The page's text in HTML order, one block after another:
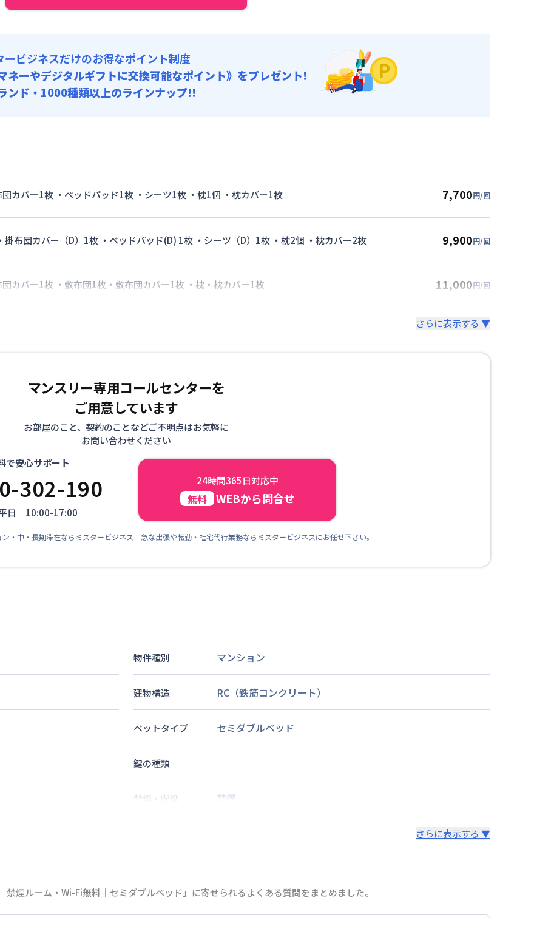
ービジネスだけのお得なポイント制度
ネーやデジタルギフトに交換可能なポイント》をプレゼント!
ンド・1000種類以上のラインナップ!!
カバー1枚 ・ベッドパッド1枚 ・シーツ1枚 ・枕1個 ・枕カバー1枚 7,700円/回
掛布団カバー（D）1枚 ・ベッドパッド(D) 1枚 ・シーツ（D）1枚 ・枕2個 ・枕カバー2枚 9,900円/回
カバー1枚 ・敷布団1枚・敷布団カバー1枚 ・枕・枕カバー1枚 11,000円/回
さらに表示する ▼
マンスリー専用コールセンターを
ご用意しています
お部屋のこと、契約のことなどご不明点はお気軽に
お問い合わせください
で安心サポート
302-190
日 10:00-17:00
24時間365日対応中
無料 WEBから問合せ
・中・長期滞在ならミスタービジネス 急な出張や転勤・社宅代行業務ならミスタービジネスにお任せ下さい。
物件種別 マンション
建物構造 RC（鉄筋コンクリート）
ベットタイプ セミダブルベッド
鍵の種類
禁煙・喫煙 禁煙
次回更新日 情報更新日より14日以内
さらに表示する ▼
禁煙ルーム・Wi-Fi無料｜セミダブルベッド」に寄せられるよくある質問をまとめました。